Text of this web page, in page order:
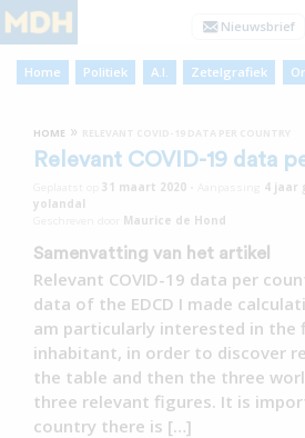
Home Politiek A.I. Zetelgrafiek
HOME »
Relevant COVID-19 data
31 maart 2020 4 jaar
yolandal
Maurice de Hond
Samenvatting van het artikel
Relevant COVID-19 data per
data of the EDCD I made
am particularly interested in the
inhabitant, in order to discover
the table and then the three
three relevant figures. It is
country there is […]